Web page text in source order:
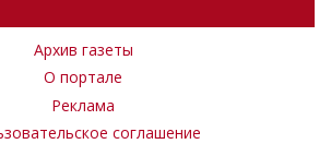
Архив газеты
О портале
Реклама
соглашение